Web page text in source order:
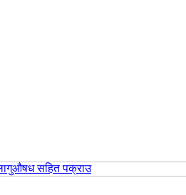
सहित पक्राउ